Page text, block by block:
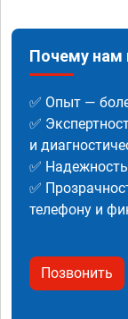
Почему нам
✅ Опыт —
✅
и
✅
✅
телефону и
Позвонить